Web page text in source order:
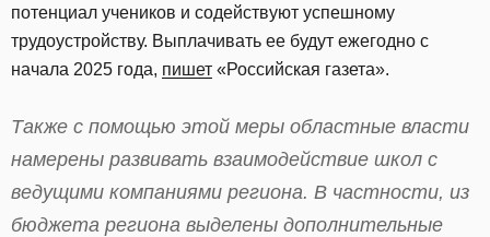
потенциал учеников и содействуют успешному
трудоустройству. Выплачивать ее будут ежегодно с
начала 2025 года, пишет «Российская газета».
Также с помощью этой меры областные власти
намерены развивать взаимодействие школ с
ведущими компаниями региона. В частности, из
бюджета региона выделены дополнительные